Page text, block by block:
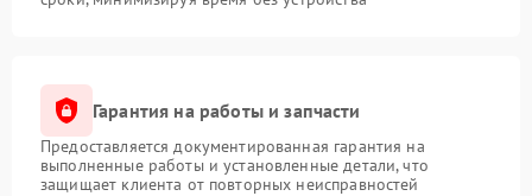
Гарантия на работы и запчасти
Предоставляется документированная гарантия на
выполненные работы и установленные детали, что
защищает клиента от повторных неисправностей